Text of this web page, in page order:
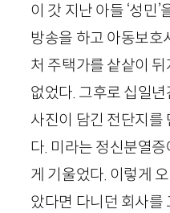
이 갓 지난 아들 ‘성민
방송을 하고 아동보호
처 주택가를 샅샅이
없었다. 그후로 십일
사진이 담긴 전단지를
다. 미라는 정신분열
게 기울었다. 이렇게
았다면 다니던 회사를